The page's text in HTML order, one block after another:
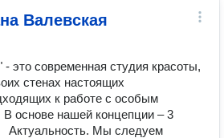
Валевская
это современная студия красоты,
стенах настоящих
к работе с особым
основе нашей концепции – 3
Актуальность. Мы следуем